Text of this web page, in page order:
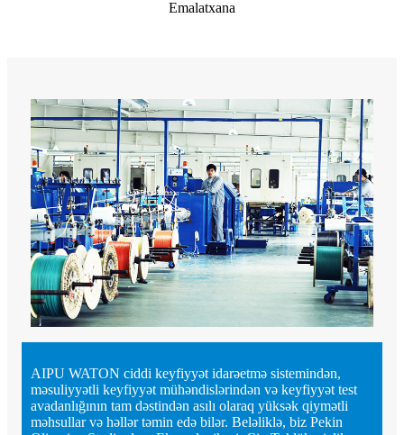
Emalatxana
AIPU WATON ciddi keyfiyyət idarəetmə sistemindən,
məsuliyyətli keyfiyyət mühəndislərindən və keyfiyyət test
avadanlığının tam dəstindən asılı olaraq yüksək qiymətli
məhsullar və həllər təmin edə bilər. Beləliklə, biz Pekin